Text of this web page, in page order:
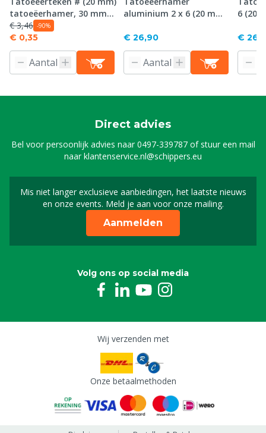
tatoeëerhamer, 30 mm
plaat
€ 3,46 -90%
€ 0,35
aluminium 2 x 6 (20 mm),
€ 26,90
6 (20
€
Direct advies
Bel voor persoonlijk advies naar0497-339787of stuur een mail
naarklantenservice.nl@schippers.eu
Mis niet langer exclusieve aanbiedingen, het laatste nieuws
en onze events. Meld je aan voor onze mailing.
Schrijf je in voor onze
Aanmelden
Volg ons op social media
Wij verzenden met
Onze betaalmethoden